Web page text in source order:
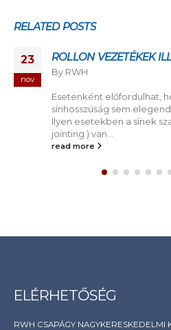
RELATED POSTS
04 Pénteki
Ki mondta,
kényelmetlen
öröm
környezetben.
read more
ELÉRHETŐSÉG
RWH CSAPÁGY NAGYKERESKEDELMI